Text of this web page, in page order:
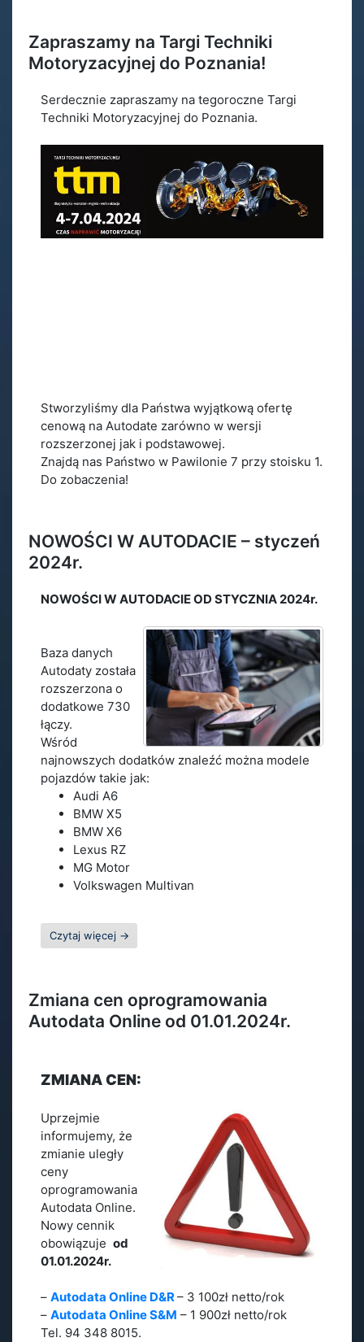
Zapraszamy na Targi Techniki
Motoryzacyjnej do Poznania!
Serdecznie zapraszamy na tegoroczne Targi
Techniki Motoryzacyjnej do Poznania.
Stworzyliśmy dla Państwa wyjątkową ofertę
cenową na Autodate zarówno w wersji
rozszerzonej jak i podstawowej.
Znajdą nas Państwo w Pawilonie 7 przy stoisku 1.
Do zobaczenia!
NOWOŚCI W AUTODACIE – styczeń
2024r.
NOWOŚCI W AUTODACIE OD STYCZNIA 2024r.
Baza danych
Autodaty została
rozszerzona o
dodatkowe 730
łączy.
Wśród
najnowszych dodatków znaleźć można modele
pojazdów takie jak:
Audi A6
BMW X5
BMW X6
Lexus RZ
MG Motor
Volkswagen Multivan
Czytaj więcej →
Zmiana cen oprogramowania
Autodata Online od 01.01.2024r.
ZMIANA CEN:
Uprzejmie
informujemy, że
zmianie uległy
ceny
oprogramowania
Autodata Online.
Nowy cennik
obowiązuje od
01.01.2024r.
– Autodata Online D&R– 3 100zł netto/rok
– Autodata Online S&M – 1 900zł netto/rok
Tel. 94 348 8015.